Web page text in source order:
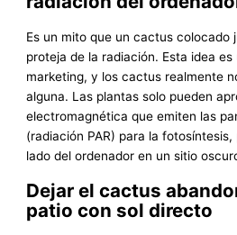
Es un mito que un cactus colocado
proteja de la radiación. Esta idea
marketing, y los cactus realmente
alguna. Las plantas solo pueden
electromagnética que emiten las
(radiación PAR) para la
lado del ordenador en un sitio
Dejar el cactus
patio con sol directo